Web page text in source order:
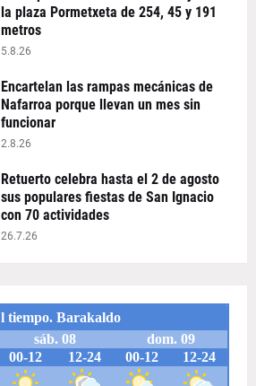
la plaza Pormetxeta de 254, 45 y 191
metros
5.8.26
Encartelan las rampas mecánicas de
Nafarroa porque llevan un mes sin
funcionar
2.8.26
Retuerto celebra hasta el 2 de agosto
sus populares fiestas de San Ignacio
con 70 actividades
26.7.26